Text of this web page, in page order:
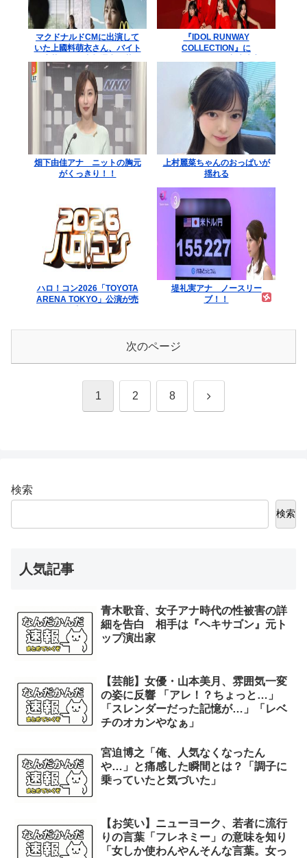
マクドナルドCMに出演して
いた上國料萌衣さん、バイト
る
『IDOL RUNWAY
COLLECTION』に
畑下由佳アナ ニットの胸元
がくっきり！！
上村麗菜ちゃんのおっぱいが
揺れる
ハロ！コン2026「TOYOTA
ARENA TOKYO」公演が売
堤礼実アナ ノースリー
ブ！！
次のページ
1 2 8 次
検索
検索
人気記事
青木歌音、女子アナ時代の性被害の詳
細を告白 相手は『ヘキサゴン』元ト
ップ演出家
【芸能】女優・山本美月、雰囲気一変
の姿に反響 「アレ！？ちょっと…」
「スレンダーだった記憶が…」「レベ
チのオカンやなぁ」
宮迫博之「俺、人気なくなったん
や…」と痛感した瞬間とは？「調子に
乗っていたと気づいた」
【お笑い】ニューヨーク、若者に流行
りの言葉「フレネミー」の意味を知り
「女しか使わんやんそんな言葉。女っ